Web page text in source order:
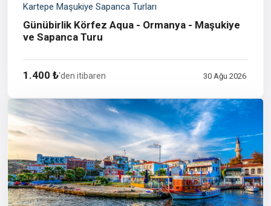
Kartepe Maşukiye Sapanca Turları
Günübirlik Körfez Aqua - Ormanya - Maşukiye
ve Sapanca Turu
1.400 ₺'den itibaren 30 Ağu 2026